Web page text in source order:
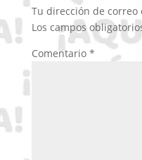
Tu dirección de
Los campos
Comentario *